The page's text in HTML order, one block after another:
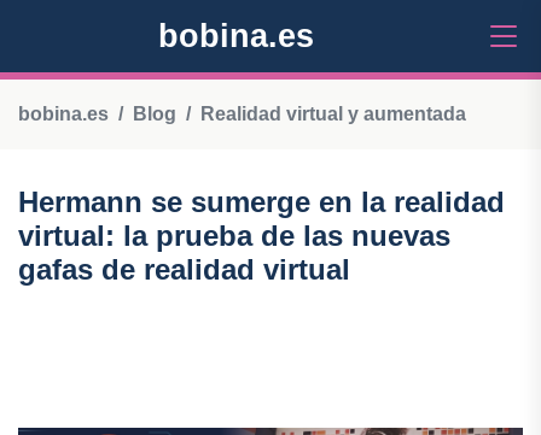
bobina.es
bobina.es Blog Realidad virtual y aumentada
Hermann se sumerge en la realidad
virtual: la prueba de las nuevas
gafas de realidad virtual